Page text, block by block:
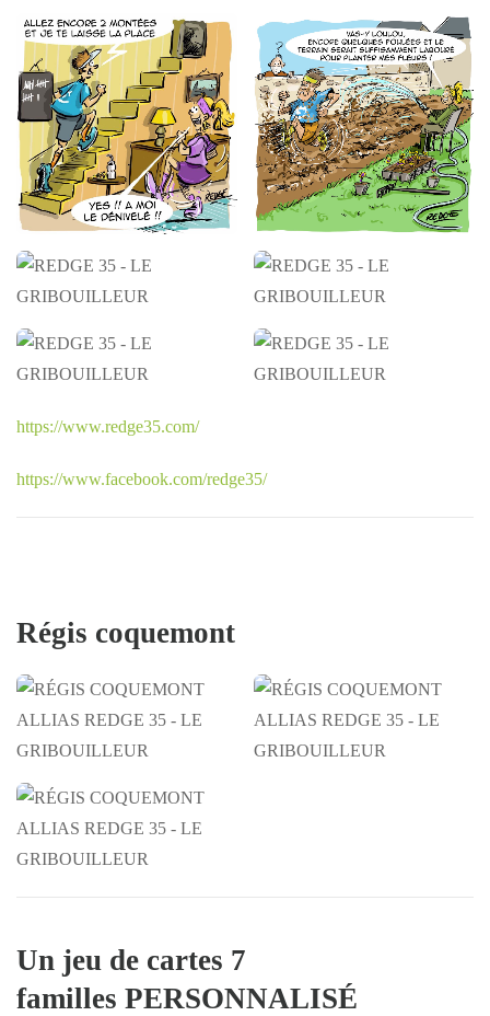
REDGE 35 - LE
GRIBOUILLEUR
REDGE 35 - LE
GRIBOUILLEUR
REDGE 35 - LE
GRIBOUILLEUR
REDGE 35 - LE
GRIBOUILLEUR
REDGE 35 - LE
GRIBOUILLEUR
REDGE 35 - LE
GRIBOUILLEUR
https://www.redge35.com/
https://www.facebook.com/redge35/
Régis coquemont
RÉGIS
COQUEMONT
RÉGIS
COQUEMONT
RÉGIS
COQUEMONT
Un jeu de cartes 7
familles PERSONNALISÉ